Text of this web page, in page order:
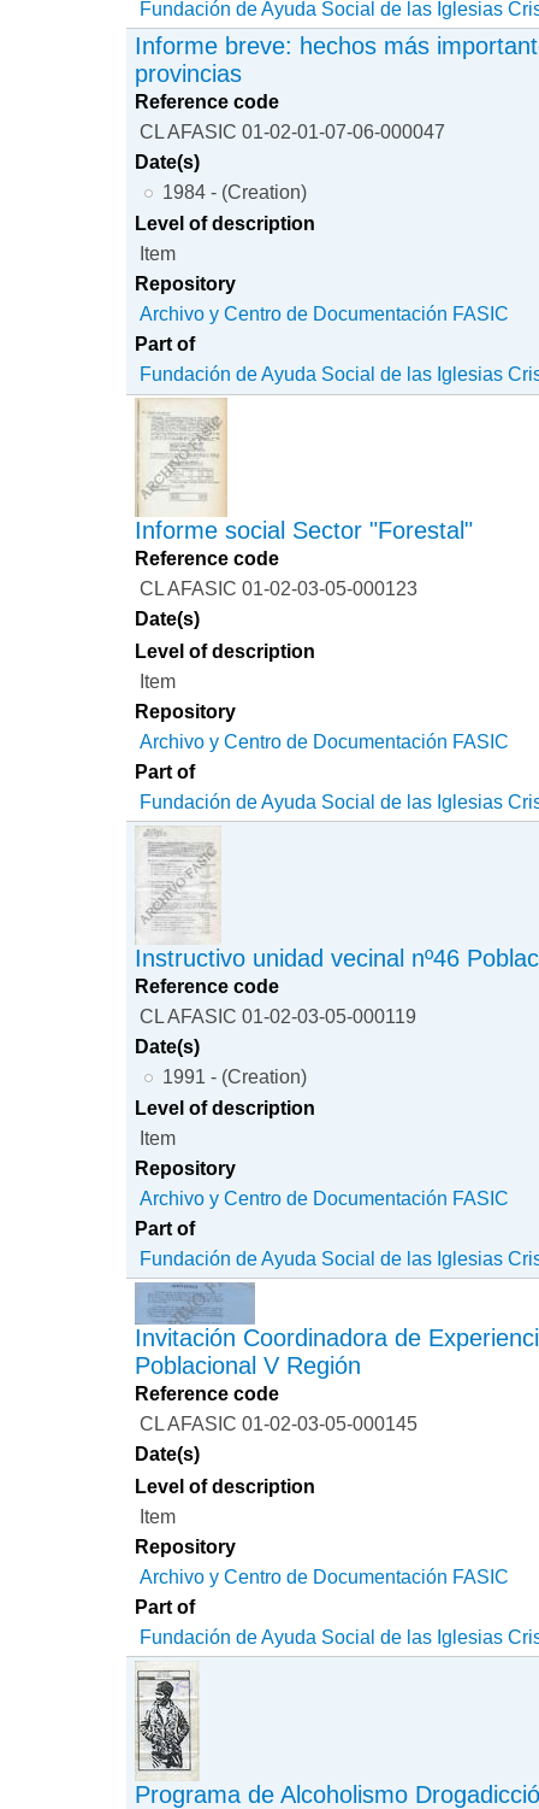
Fundación de Ayuda Social de las Iglesias
Informe breve: hechos más
provincias
Reference code
CL AFASIC 01-02-01-07-06-000047
Date(s)
1984 - (Creation)
Level of description
Item
Repository
Archivo y Centro de Documentación FASIC
Part of
Fundación de Ayuda Social de las Iglesias
Informe social Sector "Forestal"
Reference code
CL AFASIC 01-02-03-05-000123
Date(s)
Level of description
Item
Repository
Archivo y Centro de Documentación FASIC
Part of
Fundación de Ayuda Social de las Iglesias
Instructivo unidad vecinal nº46
Reference code
CL AFASIC 01-02-03-05-000119
Date(s)
1991 - (Creation)
Level of description
Item
Repository
Archivo y Centro de Documentación FASIC
Part of
Fundación de Ayuda Social de las Iglesias
Invitación Coordinadora de
Poblacional V Región
Reference code
CL AFASIC 01-02-03-05-000145
Date(s)
Level of description
Item
Repository
Archivo y Centro de Documentación FASIC
Part of
Fundación de Ayuda Social de las Iglesias
Programa de Alcoholismo